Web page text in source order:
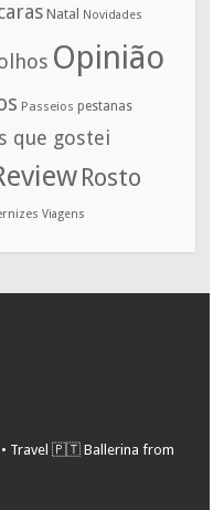
Natal Novidades
Opinião
Passeios pestanas
que gostei
Rosto
Viagens
Travel 🇵🇹 Ballerina from